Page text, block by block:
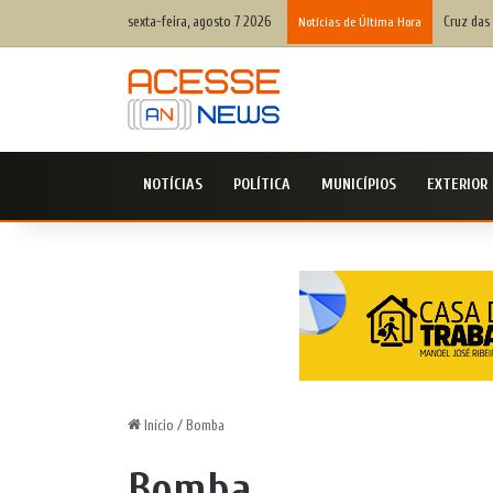
sexta-feira, agosto 7 2026 Notícias de Última Hora Cruz
NOTÍCIAS POLÍTICA MUNICÍPIOS EXTERIOR
Início / Bomba